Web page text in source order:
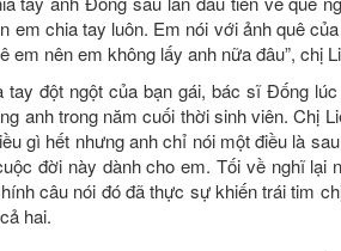
em chia tay luôn. Em nói với ảnh quê
em nên em không lấy anh nữa đâu”, chị
tay đột ngột của bạn gái, bác sĩ Đống
anh trong năm cuối thời sinh viên. Chị
gì hết nhưng anh chỉ nói một điều là
đời này dành cho em. Tối về nghĩ lại
câu nói đó đã thực sự khiến trái tim
hai.